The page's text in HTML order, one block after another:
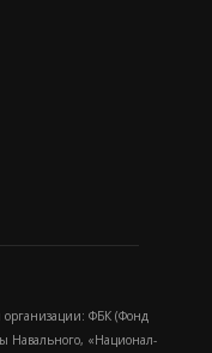
ФБК (Фонд
Навального, «Национал-